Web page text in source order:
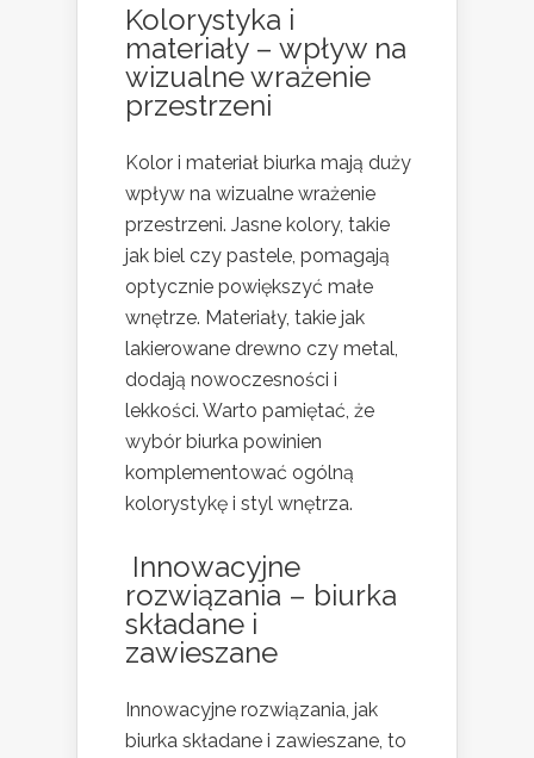
Kolorystyka i
materiały – wpływ na
wizualne wrażenie
przestrzeni
Kolor i materiał biurka mają duży
wpływ na wizualne wrażenie
przestrzeni. Jasne kolory, takie
jak biel czy pastele, pomagają
optycznie powiększyć małe
wnętrze. Materiały, takie jak
lakierowane drewno czy metal,
dodają nowoczesności i
lekkości. Warto pamiętać, że
wybór biurka powinien
komplementować ogólną
kolorystykę i styl wnętrza.
Innowacyjne
rozwiązania – biurka
składane i
zawieszane
Innowacyjne rozwiązania, jak
biurka składane i zawieszane, to